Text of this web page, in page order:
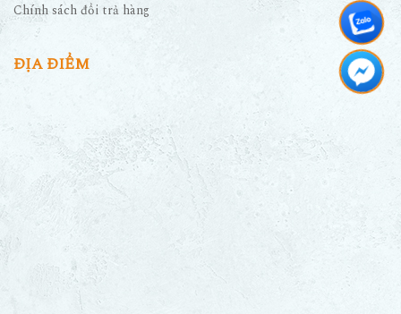
Chính sách đổi trả hàng
ĐỊA ĐIỂM